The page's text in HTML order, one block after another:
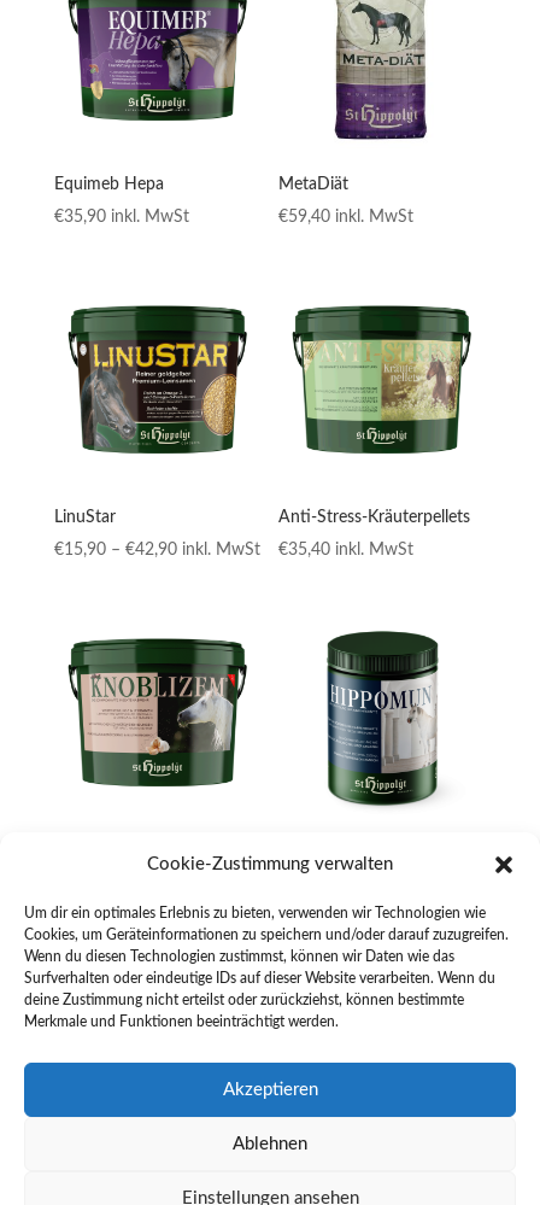
Cookie-Zustimmung verwalten
Um dir ein optimales Erlebnis zu bieten, verwenden wir Technologien wie
Cookies, um Geräteinformationen zu speichern und/oder darauf zuzugreifen.
Wenn du diesen Technologien zustimmst, können wir Daten wie das
Surfverhalten oder eindeutige IDs auf dieser Website verarbeiten. Wenn du
deine Zustimmung nicht erteilst oder zurückziehst, können bestimmte
Merkmale und Funktionen beeinträchtigt werden.
Akzeptieren
Ablehnen
Einstellungen ansehen
Equimeb Hepa
€35,90 inkl. MwSt
MetaDiät
€59,40 inkl. MwSt
LinuStar
€15,90 – €42,90Preisspanne:
€42,90
inkl. MwSt
Anti-Stress-Kräuterpellets
€35,40 inkl. MwSt
€24,90
bis
€71,70
1 2 3 →